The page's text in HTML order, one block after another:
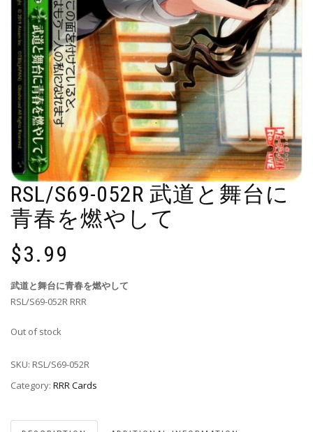
RSL/S69-052R 武道と舞台に
青春を燃やして
$3.99
武道と舞台に青春を燃やして
RSL/S69-052R RRR
Out of stock
SKU: RSL/S69-052R
Category: RRR Cards